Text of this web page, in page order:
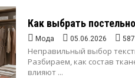
Как выбрать
Мода 05.06.2026 587
Неправильный выбор
Разбираем, как состав
влияют ...